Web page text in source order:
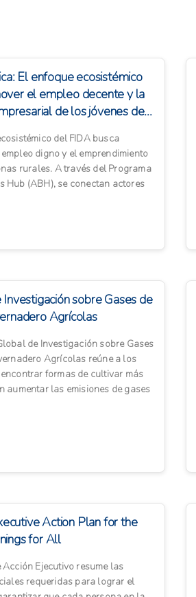
El enfoque ecosistémico
el empleo decente y la
de los jóvenes de...
del FIDA busca
digno y el emprendimiento
rurales. A través del Programa
Hub (ABH), se conectan actores
sobre Gases de
Agrícolas
de Investigación sobre Gases
Agrícolas reúne a los
formas de cultivar más
aumentar las emisiones de gases
Action Plan for the
for All
Acción Ejecutivo resume las
requeridas para lograr el